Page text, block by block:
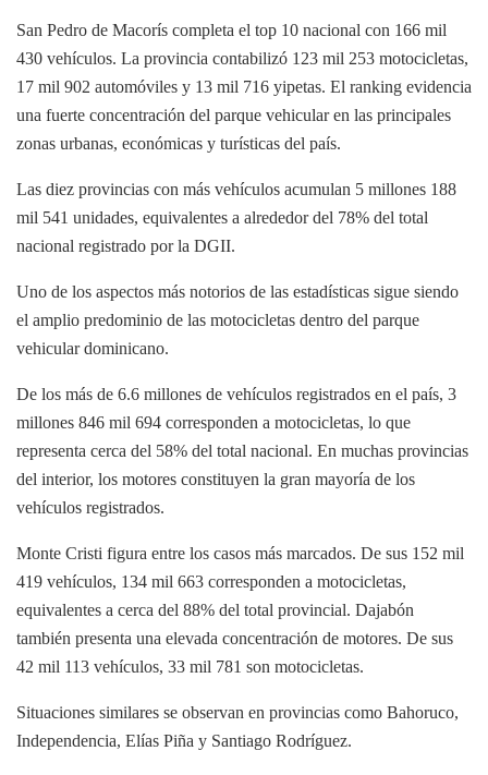
San Pedro de Macorís completa el top 10 nacional con 166 mil
430 vehículos. La provincia contabilizó 123 mil 253 motocicletas,
17 mil 902 automóviles y 13 mil 716 yipetas. El ranking evidencia
una fuerte concentración del parque vehicular en las principales
zonas urbanas, económicas y turísticas del país.
Las diez provincias con más vehículos acumulan 5 millones 188
mil 541 unidades, equivalentes a alrededor del 78% del total
nacional registrado por la DGII.
Uno de los aspectos más notorios de las estadísticas sigue siendo
el amplio predominio de las motocicletas dentro del parque
vehicular dominicano.
De los más de 6.6 millones de vehículos registrados en el país, 3
millones 846 mil 694 corresponden a motocicletas, lo que
representa cerca del 58% del total nacional. En muchas provincias
del interior, los motores constituyen la gran mayoría de los
vehículos registrados.
Monte Cristi figura entre los casos más marcados. De sus 152 mil
419 vehículos, 134 mil 663 corresponden a motocicletas,
equivalentes a cerca del 88% del total provincial. Dajabón
también presenta una elevada concentración de motores. De sus
42 mil 113 vehículos, 33 mil 781 son motocicletas.
Situaciones similares se observan en provincias como Bahoruco,
Independencia, Elías Piña y Santiago Rodríguez.